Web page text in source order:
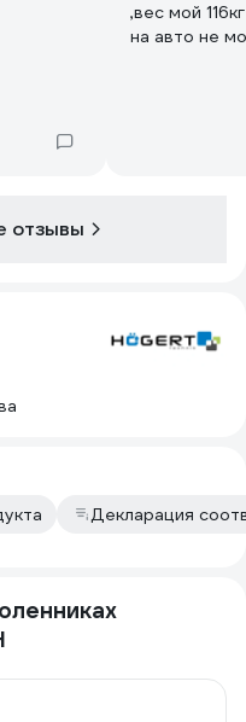
,вес мой
на авто не
отзывы
Декларация